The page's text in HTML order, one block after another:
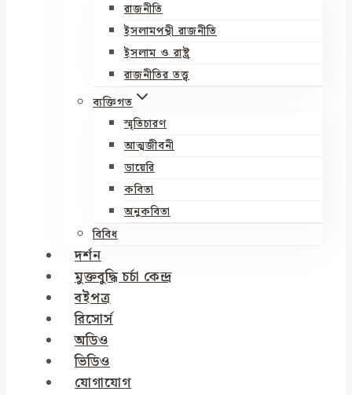
রাজনীতি
ইসলামপন্থী রাজনীতি
ইসলাম ও রাষ্ট্র
রাজনীতির তত্ত্ব
ব্যক্তিগত
স্মৃতিচারণ
আত্মজীবনী
ডায়েরি
কবিতা
অনুকবিতা
বিবিধ
দর্শন
মুক্তবুদ্ধি চর্চা কেন্দ্র
বইপত্র
রিসোর্স
অডিও
ভিডিও
যোগাযোগ